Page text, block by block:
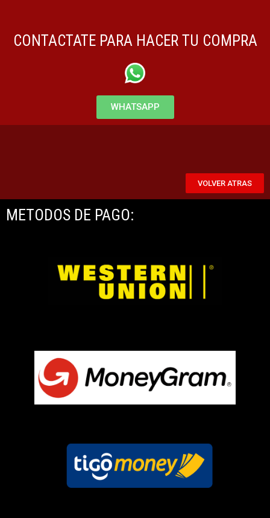
CONTACTATE PARA HACER TU COMPRA
WHATSAPP
VOLVER ATRAS
METODOS DE PAGO: